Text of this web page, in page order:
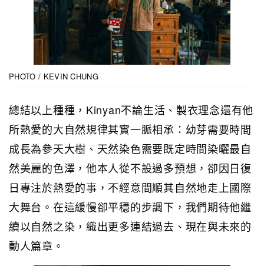
PHOTO / KEVIN CHUNG
總結以上種種，Kinyan不論生活、製衣理念還有他
所熱愛的大自然規律其實一脈相承：幼芽需要時間
成長為參天大樹、天然染色需要既定時間染曬最自
然美麗的色澤，他本人從不設過多預想，卻因日復
日專注於熱愛的事，不經意間順其自然地走上國際
大舞台。在這緩慢卻平穩的步調下，我們期待他繼
續以自然之染，織出更多連結過去、現在與未來的
動人篇章。